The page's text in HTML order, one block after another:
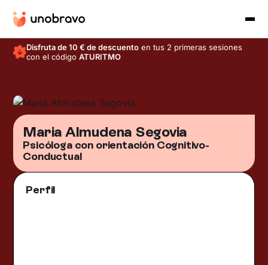
Disfruta de 10 € de descuento en tus 2 primeras sesiones
con el códigoATURITMO
Maria Almudena Segovia
Psicóloga con orientación Cognitivo-
Conductual
Perfil